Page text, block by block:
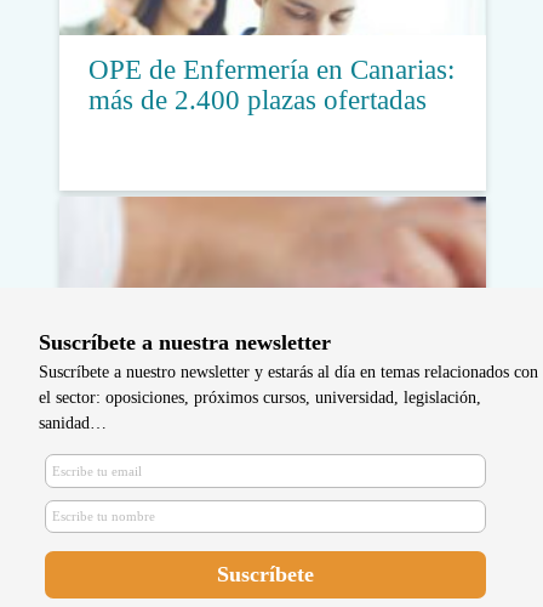
OPE de Enfermería en Canarias:
más de 2.400 plazas ofertadas
Aprueban una oferta de empleo
público para Andalucía con casi
15.000 plazas
Suscríbete a nuestra newsletter
Suscríbete a nuestro newsletter y estarás al día en temas relacionados con
el sector: oposiciones, próximos cursos, universidad, legislación,
sanidad…